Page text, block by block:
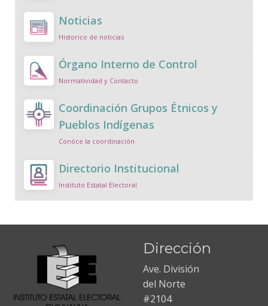
Noticias
Historico de noticias
Órgano Interno de Control
Normatividad y Contacto
Coordinación Grupos Étnicos y
Pueblos Indígenas
Conóce la coordinación
Directorio Institucional
Instituto Estatal Electoral
Dirección
Ave. División
del Norte
#2104